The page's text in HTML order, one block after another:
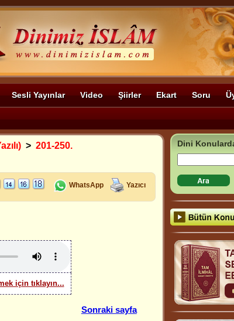
Sesli Yayınlar Video Şiirler Ekart Soru
> 201-250.
WhatsApp Yazıcı
için tıklayın...
Sonraki sayfa
Dini